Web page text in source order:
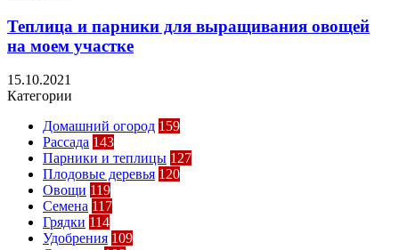
Теплица и парники для выращивания овощей
на моем участке
15.10.2021
Категории
Домашний огород 159
Рассада 143
Парники и теплицы 127
Плодовые деревья 120
Овощи 119
Семена 117
Грядки 114
Удобрения 109